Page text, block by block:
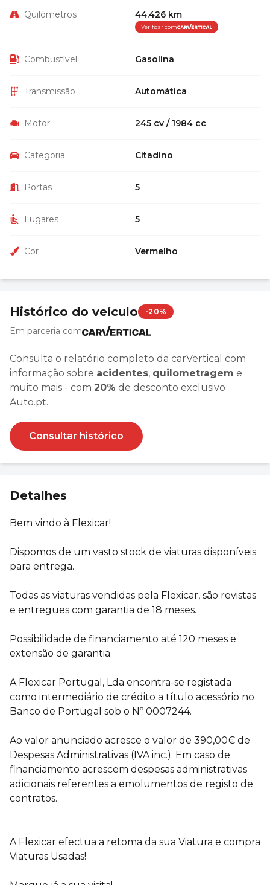
Quilómetros 44.426 km
Verificar com
Combustível Gasolina
Transmissão Automática
Motor 245 cv / 1984 cc
Categoria Citadino
Portas 5
Lugares 5
Cor Vermelho
Histórico do veículo -20%
Em parceria com
Consulta o relatório completo da carVertical com
informação sobre acidentes, quilometragem e
muito mais - com 20% de desconto exclusivo
Auto.pt.
Consultar histórico
Detalhes
Bem vindo à Flexicar!
Dispomos de um vasto stock de viaturas disponíveis
para entrega.
Todas as viaturas vendidas pela Flexicar, são revistas
e entregues com garantia de 18 meses.
Possibilidade de financiamento até 120 meses e
extensão de garantia.
A Flexicar Portugal, Lda encontra-se registada
como intermediário de crédito a título acessório no
Banco de Portugal sob o Nº 0007244.
Ao valor anunciado acresce o valor de 390,00€ de
Despesas Administrativas (IVA inc.). Em caso de
financiamento acrescem despesas administrativas
adicionais referentes a emolumentos de registo de
contratos.
A Flexicar efectua a retoma da sua Viatura e compra
Viaturas Usadas!